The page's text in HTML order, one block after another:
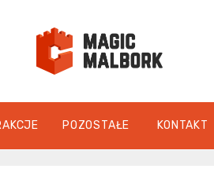
POZOSTAŁE KONTAKT